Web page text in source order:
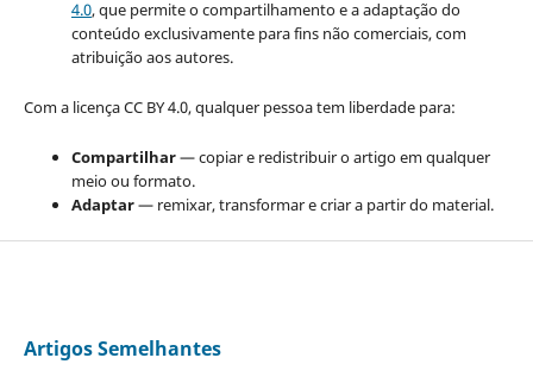
4.0, que permite o compartilhamento e a adaptação do
conteúdo exclusivamente para fins não comerciais, com
atribuição aos autores.
Com a licença CC BY 4.0, qualquer pessoa tem liberdade para:
Compartilhar— copiar e redistribuir o artigo em qualquer
meio ou formato.
Adaptar— remixar, transformar e criar a partir do material.
Artigos Semelhantes